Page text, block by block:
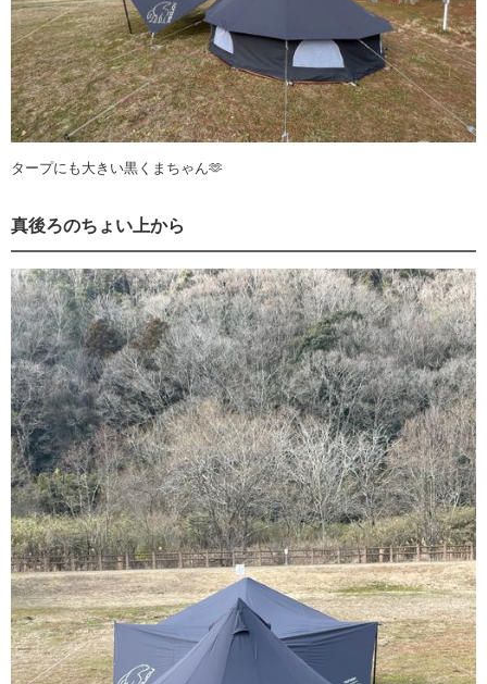
タープにも大きい黒くまちゃん🫶
真後ろのちょい上から